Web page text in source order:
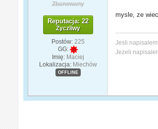
Zbanowany
Reputacja: 22
Życzliwy
Postów: 225
GG:
Imię: Maciej
Lokalizacja: Miechów
OFFLINE
mysle, ze
Jesli
Jezeli